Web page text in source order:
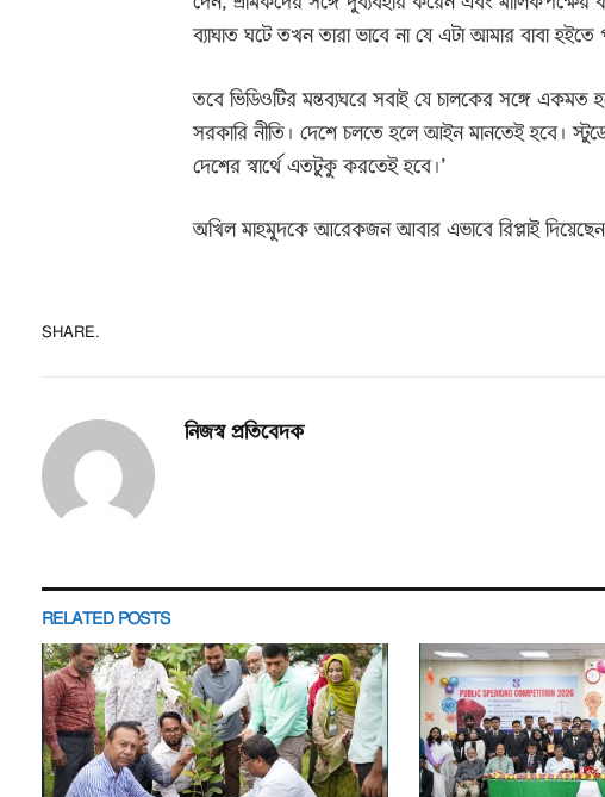
ব্যাঘাত ঘটে তখন তারা ভাবে না যে এটা আমার বাবা
তবে ভিডিওটির মন্তব্যঘরে সবাই যে চালকের সঙ্গে
সরকারি নীতি। দেশে চলতে হলে আইন মানতেই হবে।
দেশের স্বার্থে এতটুকু করতেই হবে।’
অখিল মাহমুদকে আরেকজন আবার এভাবে রিপ্লাই
SHARE.
নিজস্ব প্রতিবেদক
RELATED POSTS